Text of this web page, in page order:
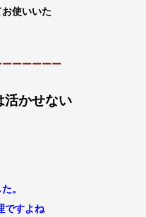
使いいた
ーーーーー
活かせない
。
ですよね